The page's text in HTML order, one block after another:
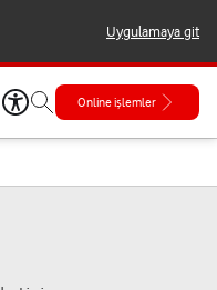
Uygulamaya git
Online işlemler